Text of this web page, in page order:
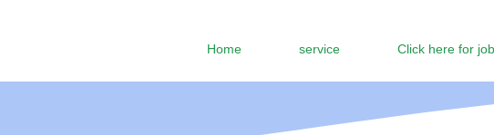
Home service Click here for